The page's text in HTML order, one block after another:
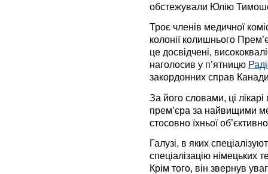
обстежували Юлію
Троє членів медичної
колонії колишнього
це досвідчені,
наголосив у п’ятницю
закордонних справ
За його словами, ці
прем’єра за найвищими
стосовно їхньої
Галузі, в яких
спеціалізацію німецьких
Крім того, він звернув